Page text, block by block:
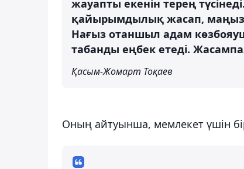
жауапты екенін терең
қайырымдылық жасап,
Нағыз отаншыл адам
табанды еңбек етеді.
Қасым-Жомарт Тоқаев
Оның айтуынша, мемлекет үшін